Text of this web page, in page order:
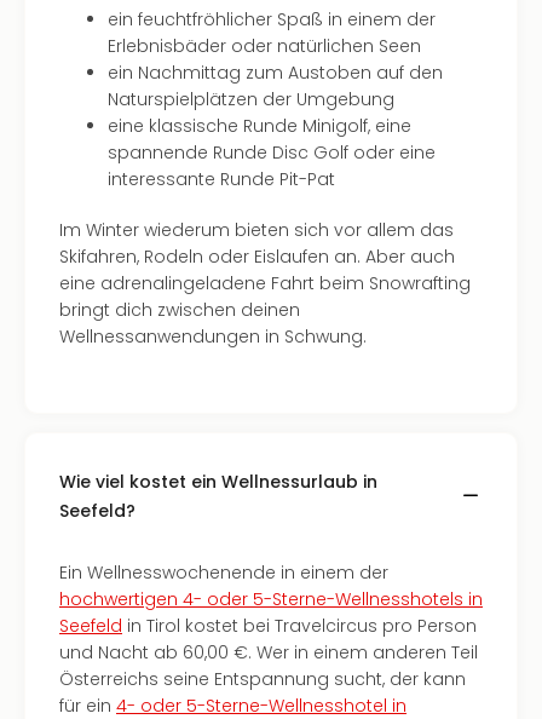
ein feuchtfröhlicher Spaß in einem der
Erlebnisbäder oder natürlichen Seen
ein Nachmittag zum Austoben auf den
Naturspielplätzen der Umgebung
eine klassische Runde Minigolf, eine
spannende Runde Disc Golf oder eine
interessante Runde Pit-Pat
Im Winter wiederum bieten sich vor allem das
Skifahren, Rodeln oder Eislaufen an. Aber auch
eine adrenalingeladene Fahrt beim Snowrafting
bringt dich zwischen deinen
Wellnessanwendungen in Schwung.
Wie viel kostet ein Wellnessurlaub in
Seefeld?
Ein Wellnesswochenende in einem der
hochwertigen 4- oder 5-Sterne-Wellnesshotels in
Seefeld in Tirol kostet bei Travelcircus pro Person
und Nacht ab 60,00 €. Wer in einem anderen Teil
Österreichs seine Entspannung sucht, der kann
für ein 4- oder 5-Sterne-Wellnesshotel in